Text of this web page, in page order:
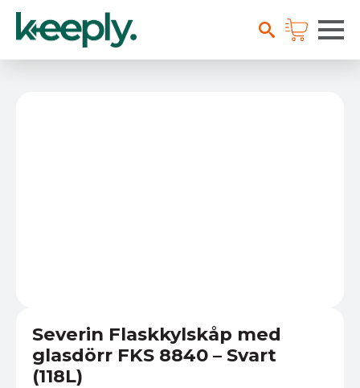
Severin Flaskkylskåp med
glasdörr FKS 8840 – Svart
(118L)